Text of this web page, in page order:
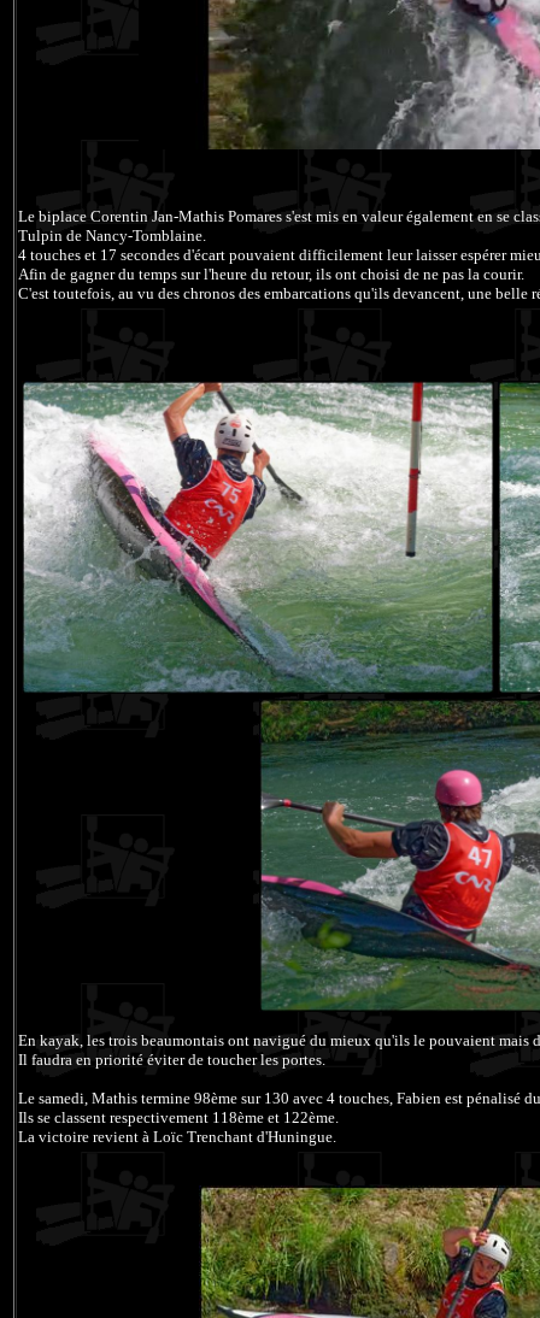
Le biplace Corentin Jan-Mathis Pomares s'est mis en valeur également en se
Tulpin de Nancy-Tomblaine.
4 touches et 17 secondes d'écart pouvaient difficilement leur laisser espérer
Afin de gagner du temps sur l'heure du retour, ils ont choisi de ne pas la courir.
C'est toutefois, au vu des chronos des embarcations qu'ils devancent, une belle
En kayak, les trois beaumontais ont navigué du mieux qu'ils le pouvaient mais
Il faudra en priorité éviter de toucher les portes.
Le samedi, Mathis termine 98ème sur 130 avec 4 touches, Fabien est pénalisé
Ils se classent respectivement 118ème et 122ème.
La victoire revient à Loïc Trenchant d'Huningue.